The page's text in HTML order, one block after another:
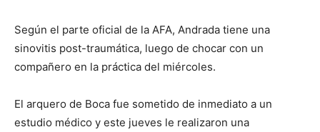
Según el parte oficial de la AFA, Andrada tiene una
sinovitis post-traumática, luego de chocar con un
compañero en la práctica del miércoles.
El arquero de Boca fue sometido de inmediato a un
estudio médico y este jueves le realizaron una